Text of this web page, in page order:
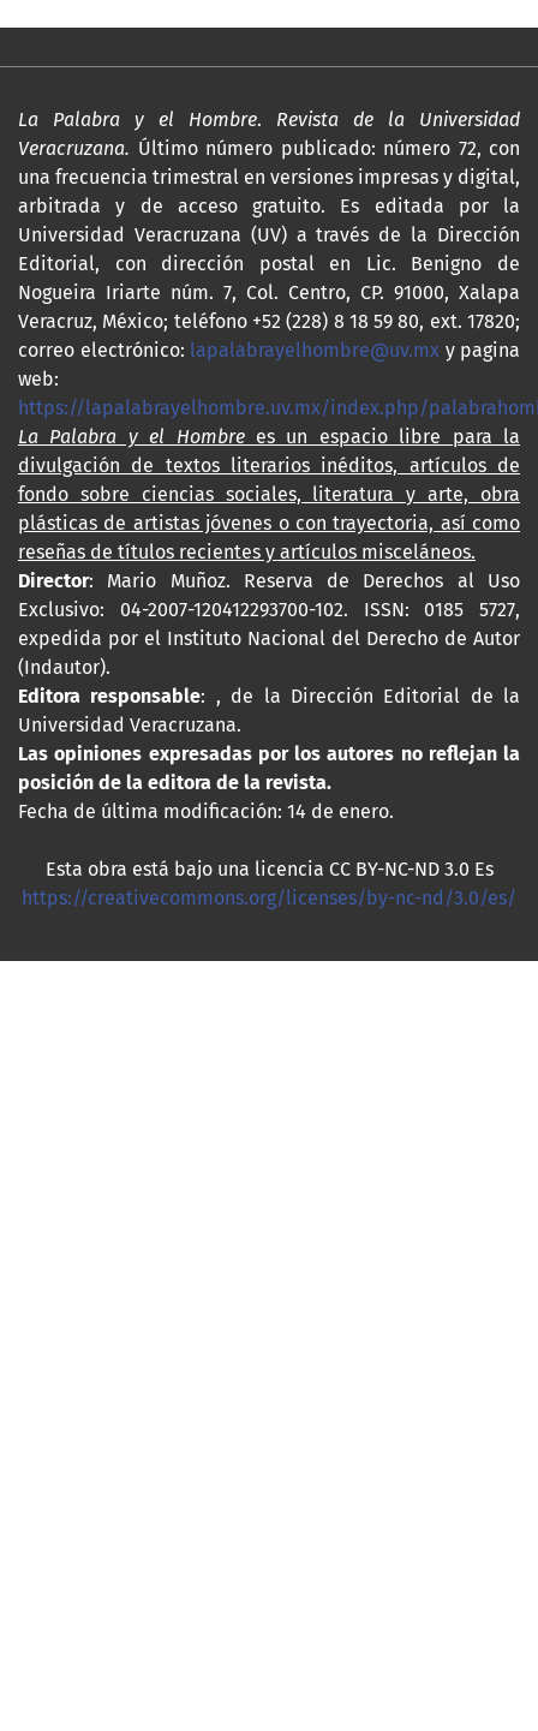
La Palabra y el Hombre. Revista de la Universidad
Veracruzana. Último número publicado: número 72, con
una frecuencia trimestral en versiones impresas y digital,
arbitrada y de acceso gratuito. Es editada por la
Universidad Veracruzana (UV) a través de la Dirección
Editorial, con dirección postal en Lic. Benigno de
Nogueira Iriarte núm. 7, Col. Centro, CP. 91000, Xalapa
Veracruz, México; teléfono +52 (228) 8 18 59 80, ext. 17820;
correo electrónico: lapalabrayelhombre@uv.mx y pagina
web:
https://lapalabrayelhombre.uv.mx/index.php/
La Palabra y el Hombre es un espacio libre para la
divulgación de textos literarios inéditos, artículos de
fondo sobre ciencias sociales, literatura y arte, obra
plásticas de artistas jóvenes o con trayectoria, así como
reseñas de títulos recientes y artículos misceláneos.
Director: Mario Muñoz. Reserva de Derechos al Uso
Exclusivo: 04-2007-120412293700-102. ISSN: 0185 5727,
expedida por el Instituto Nacional del Derecho de Autor
(Indautor).
Editora responsable: , de la Dirección Editorial de la
Universidad Veracruzana.
Las opiniones expresadas por los autores no reflejan la
posición de la editora de la revista.
Fecha de última modificación: 14 de enero.
Esta obra está bajo una licencia CC BY-NC-ND 3.0 Es
https://creativecommons.org/licenses/by-nc-nd/3.0/es/